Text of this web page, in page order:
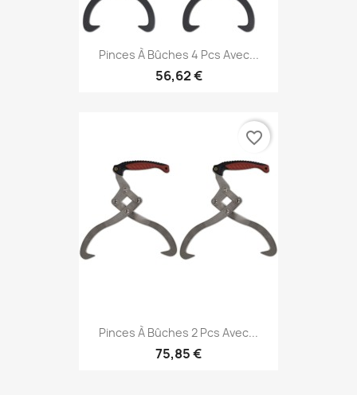
Pinces À Bûches 4 Pcs Avec...
56,62 €
Pinces À Bûches 2 Pcs Avec...
75,85 €
favorite_border